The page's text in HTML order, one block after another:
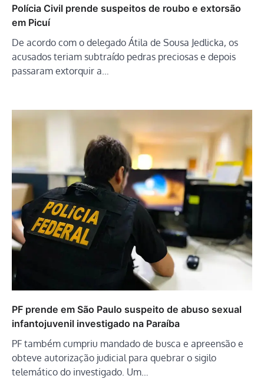
Polícia Civil prende suspeitos de roubo e extorsão
em Picuí
De acordo com o delegado Átila de Sousa Jedlicka, os
acusados teriam subtraído pedras preciosas e depois
passaram extorquir a…
PF prende em São Paulo suspeito de abuso sexual
infantojuvenil investigado na Paraíba
PF também cumpriu mandado de busca e apreensão e
obteve autorização judicial para quebrar o sigilo
telemático do investigado. Um…